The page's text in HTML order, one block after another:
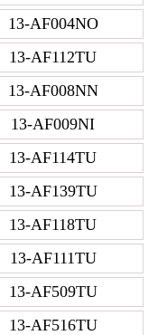
13-AF004NO
13-AF112TU
13-AF008NN
13-AF009NI
13-AF114TU
13-AF139TU
13-AF118TU
13-AF111TU
13-AF509TU
13-AF516TU